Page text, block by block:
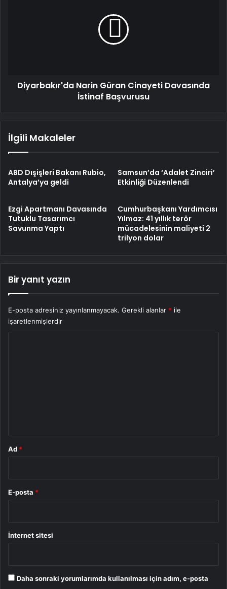
Diyarbakır'da Narin Güran Cinayeti Davasında
İstinaf Başvurusu
İlgili Makaleler
ABD Dışişleri Bakanı Rubio,
Antalya’ya geldi
Samsun’da ‘Adalet Zinciri’
Etkinliği Düzenlendi
Ezgi Apartmanı Davasında
Tutuklu Tasarımcı
Savunma Yaptı
Cumhurbaşkanı Yardımcısı
Yılmaz: 41 yıllık terör
mücadelesinin maliyeti 2
trilyon dolar
Bir yanıt yazın
E-posta adresiniz yayınlanmayacak. Gerekli alanlar * ile
işaretlenmişlerdir
Ad *
E-posta *
İnternet sitesi
Daha sonraki yorumlarımda kullanılması için adım, e-posta